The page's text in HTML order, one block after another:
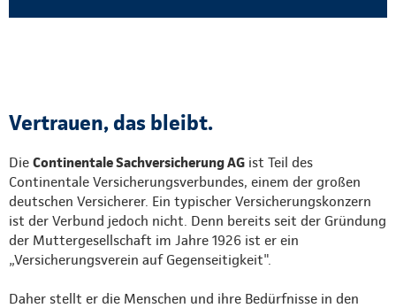
Vertrauen, das bleibt.
Die Continentale Sachversicherung AG ist Teil des
Continentale Versicherungsverbundes, einem der großen
deutschen Versicherer. Ein typischer Versicherungskonzern
ist der Verbund jedoch nicht. Denn bereits seit der Gründung
der Muttergesellschaft im Jahre 1926 ist er ein
„Versicherungsverein auf Gegenseitigkeit".
Daher stellt er die Menschen und ihre Bedürfnisse in den